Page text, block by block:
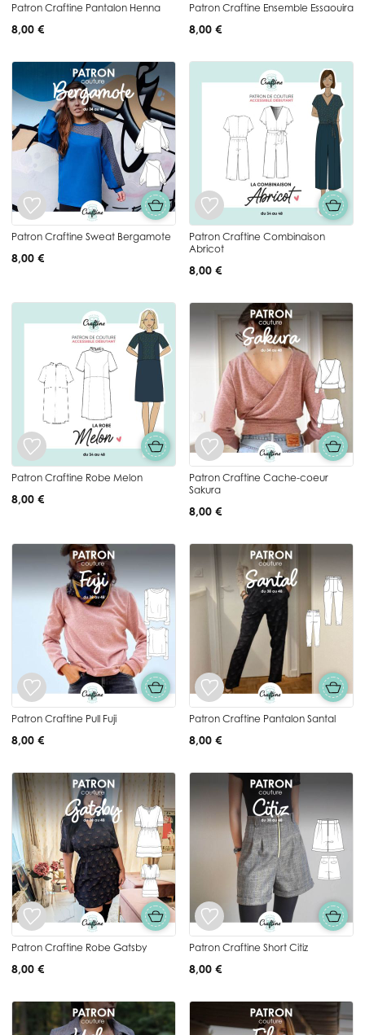
Patron Craftine Pantalon Henna
8,00 €
Patron Craftine Ensemble Essaouira
8,00 €
Patron Craftine Sweat Bergamote
8,00 €
Patron Craftine Combinaison
Abricot
8,00 €
Patron Craftine Robe Melon
8,00 €
Patron Craftine Cache-coeur
Sakura
8,00 €
Patron Craftine Pull Fuji
8,00 €
Patron Craftine Pantalon Santal
8,00 €
Patron Craftine Robe Gatsby
8,00 €
Patron Craftine Short Citiz
8,00 €